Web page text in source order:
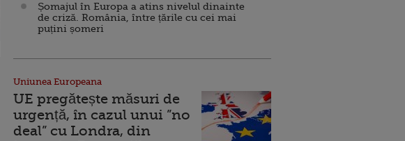
Șomajul în Europa a atins nivelul dinainte
de criză. România, între țările cu cei mai
puțini șomeri
Uniunea Europeana
UE pregătește măsuri de
urgență, în cazul unui ”no
deal” cu Londra, din